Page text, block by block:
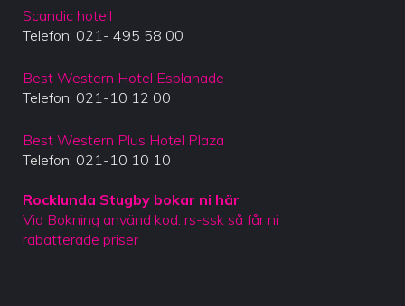
Scandic hotell
Telefon: 021- 495 58 00
Best Western Hotel Esplanade
Telefon: 021-10 12 00
Best Western Plus Hotel Plaza
Telefon: 021-10 10 10
Rocklunda Stugby bokar ni här
Vid Bokning använd kod: rs-ssk så får ni
rabatterade priser